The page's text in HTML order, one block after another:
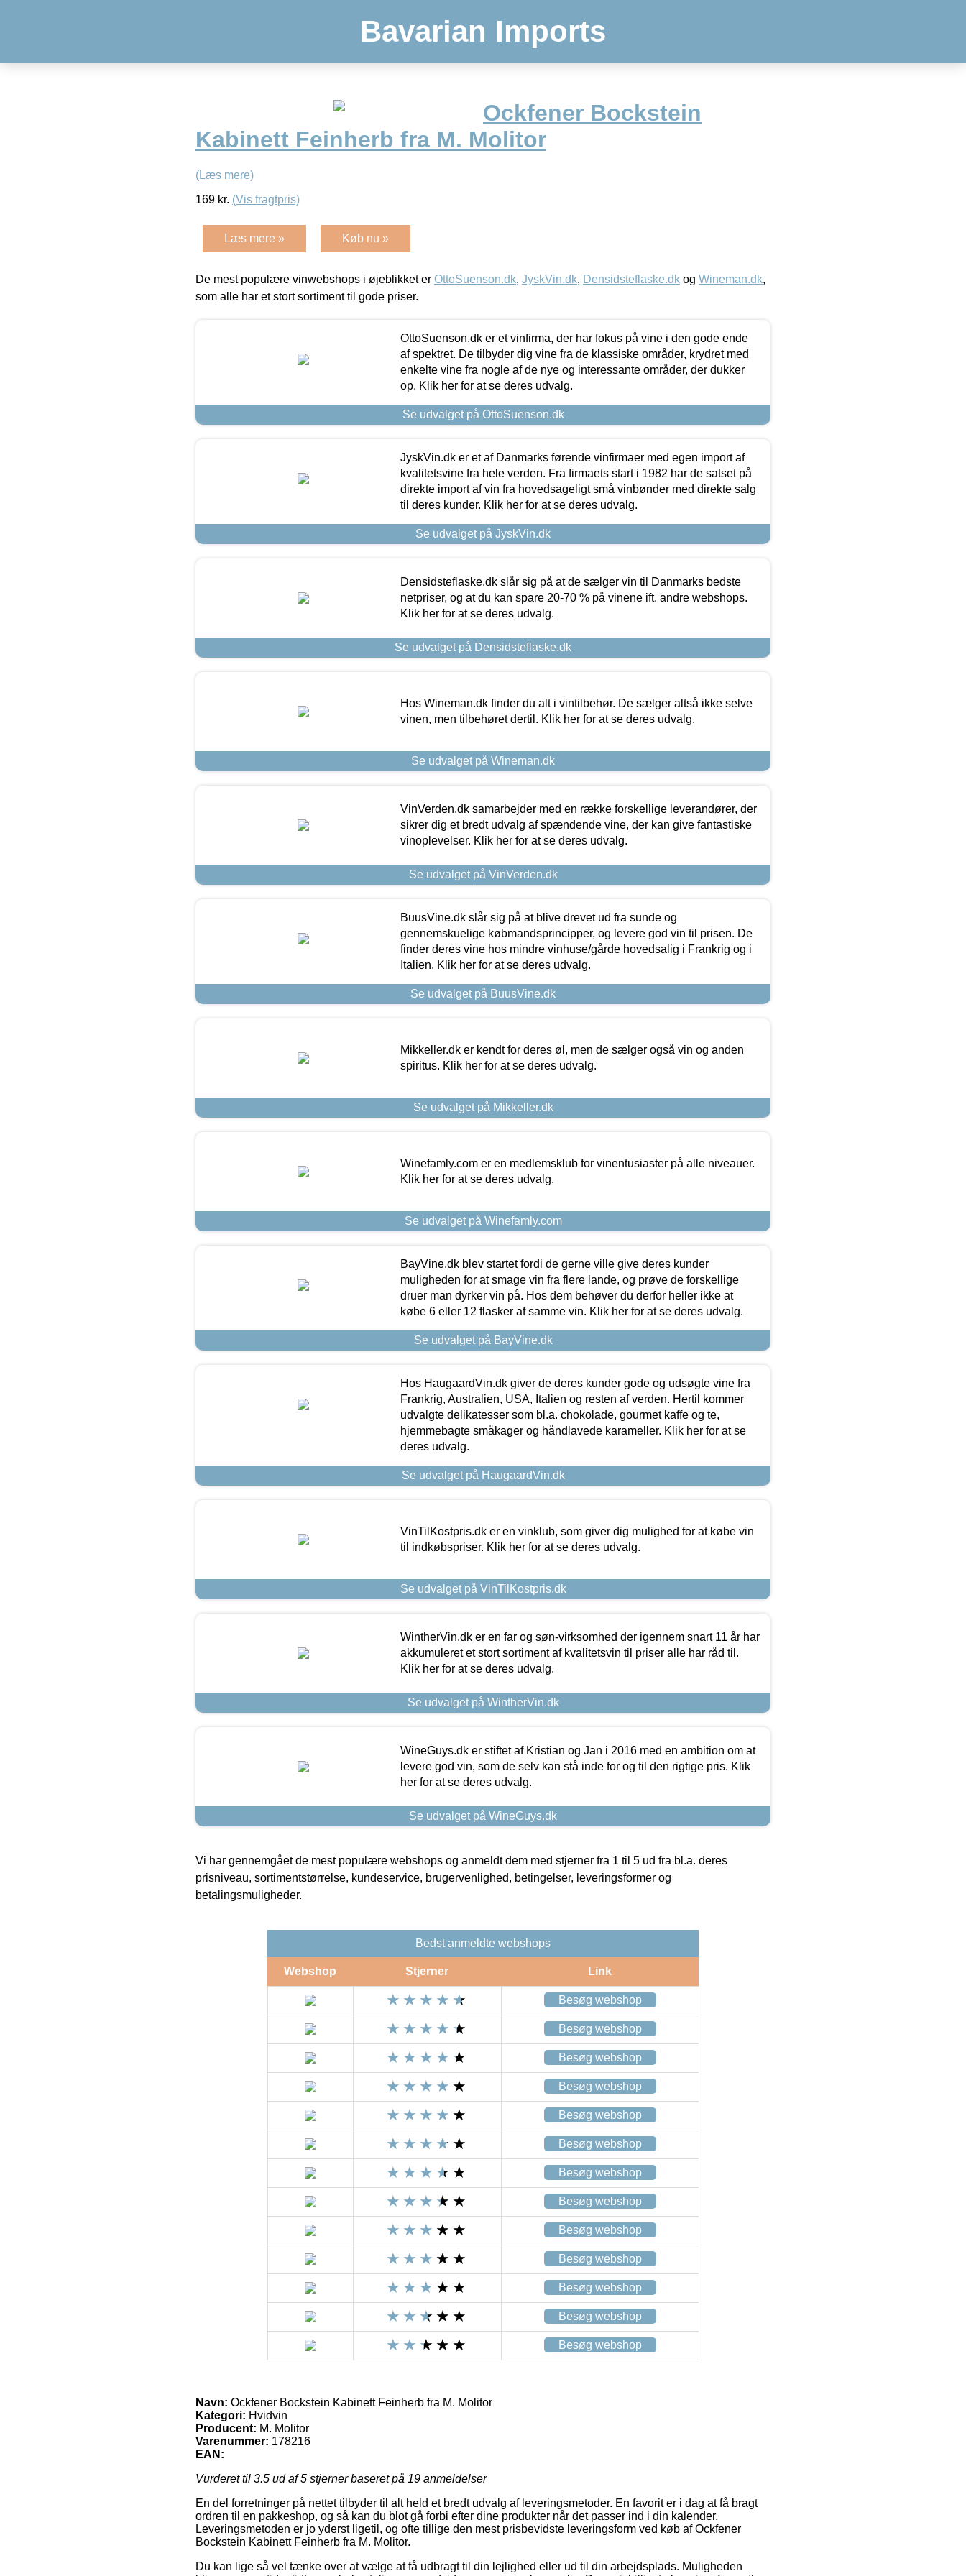
Bavarian Imports
Ockfener Bockstein
Kabinett Feinherb fra M. Molitor
(Læs mere)
169 kr. (Vis fragtpris)
Læs mere » Køb nu »
De mest populære vinwebshops i øjeblikket er OttoSuenson.dk, JyskVin.dk, Densidsteflaske.dk og Wineman.dk,
som alle har et stort sortiment til gode priser.
OttoSuenson.dk er et vinfirma, der har fokus på vine i den gode ende
af spektret. De tilbyder dig vine fra de klassiske områder, krydret med
enkelte vine fra nogle af de nye og interessante områder, der dukker
op. Klik her for at se deres udvalg.
Se udvalget på OttoSuenson.dk
JyskVin.dk er et af Danmarks førende vinfirmaer med egen import af
kvalitetsvine fra hele verden. Fra firmaets start i 1982 har de satset på
direkte import af vin fra hovedsageligt små vinbønder med direkte salg
til deres kunder. Klik her for at se deres udvalg.
Se udvalget på JyskVin.dk
Densidsteflaske.dk slår sig på at de sælger vin til Danmarks bedste
netpriser, og at du kan spare 20-70 % på vinene ift. andre webshops.
Klik her for at se deres udvalg.
Se udvalget på Densidsteflaske.dk
Hos Wineman.dk finder du alt i vintilbehør. De sælger altså ikke selve
vinen, men tilbehøret dertil. Klik her for at se deres udvalg.
Se udvalget på Wineman.dk
VinVerden.dk samarbejder med en række forskellige leverandører, der
sikrer dig et bredt udvalg af spændende vine, der kan give fantastiske
vinoplevelser. Klik her for at se deres udvalg.
Se udvalget på VinVerden.dk
BuusVine.dk slår sig på at blive drevet ud fra sunde og
gennemskuelige købmandsprincipper, og levere god vin til prisen. De
finder deres vine hos mindre vinhuse/gårde hovedsalig i Frankrig og i
Italien. Klik her for at se deres udvalg.
Se udvalget på BuusVine.dk
Mikkeller.dk er kendt for deres øl, men de sælger også vin og anden
spiritus. Klik her for at se deres udvalg.
Se udvalget på Mikkeller.dk
Winefamly.com er en medlemsklub for vinentusiaster på alle niveauer.
Klik her for at se deres udvalg.
Se udvalget på Winefamly.com
BayVine.dk blev startet fordi de gerne ville give deres kunder
muligheden for at smage vin fra flere lande, og prøve de forskellige
druer man dyrker vin på. Hos dem behøver du derfor heller ikke at
købe 6 eller 12 flasker af samme vin. Klik her for at se deres udvalg.
Se udvalget på BayVine.dk
Hos HaugaardVin.dk giver de deres kunder gode og udsøgte vine fra
Frankrig, Australien, USA, Italien og resten af verden. Hertil kommer
udvalgte delikatesser som bl.a. chokolade, gourmet kaffe og te,
hjemmebagte småkager og håndlavede karameller. Klik her for at se
deres udvalg.
Se udvalget på HaugaardVin.dk
VinTilKostpris.dk er en vinklub, som giver dig mulighed for at købe vin
til indkøbspriser. Klik her for at se deres udvalg.
Se udvalget på VinTilKostpris.dk
WintherVin.dk er en far og søn-virksomhed der igennem snart 11 år har
akkumuleret et stort sortiment af kvalitetsvin til priser alle har råd til.
Klik her for at se deres udvalg.
Se udvalget på WintherVin.dk
WineGuys.dk er stiftet af Kristian og Jan i 2016 med en ambition om at
levere god vin, som de selv kan stå inde for og til den rigtige pris. Klik
her for at se deres udvalg.
Se udvalget på WineGuys.dk
Vi har gennemgået de mest populære webshops og anmeldt dem med stjerner fra 1 til 5 ud fra bl.a. deres
prisniveau, sortimentstørrelse, kundeservice, brugervenlighed, betingelser, leveringsformer og
betalingsmuligheder.
Bedst anmeldte webshops
Webshop Stjerner Link
Besøg webshop
Besøg webshop
Besøg webshop
Besøg webshop
Besøg webshop
Besøg webshop
Besøg webshop
Besøg webshop
Besøg webshop
Besøg webshop
Besøg webshop
Besøg webshop
Besøg webshop
Navn: Ockfener Bockstein Kabinett Feinherb fra M. Molitor
Kategori: Hvidvin
Producent: M. Molitor
Varenummer: 178216
EAN:
Vurderet til 3.5 ud af 5 stjerner baseret på 19 anmeldelser
En del forretninger på nettet tilbyder til alt held et bredt udvalg af leveringsmetoder. En favorit er i dag at få bragt
ordren til en pakkeshop, og så kan du blot gå forbi efter dine produkter når det passer ind i din kalender.
Leveringsmetoden er jo yderst ligetil, og ofte tillige den mest prisbevidste leveringsform ved køb af Ockfener
Bockstein Kabinett Feinherb fra M. Molitor.
Du kan lige så vel tænke over at vælge at få udbragt til din lejlighed eller ud til din arbejdsplads. Muligheden